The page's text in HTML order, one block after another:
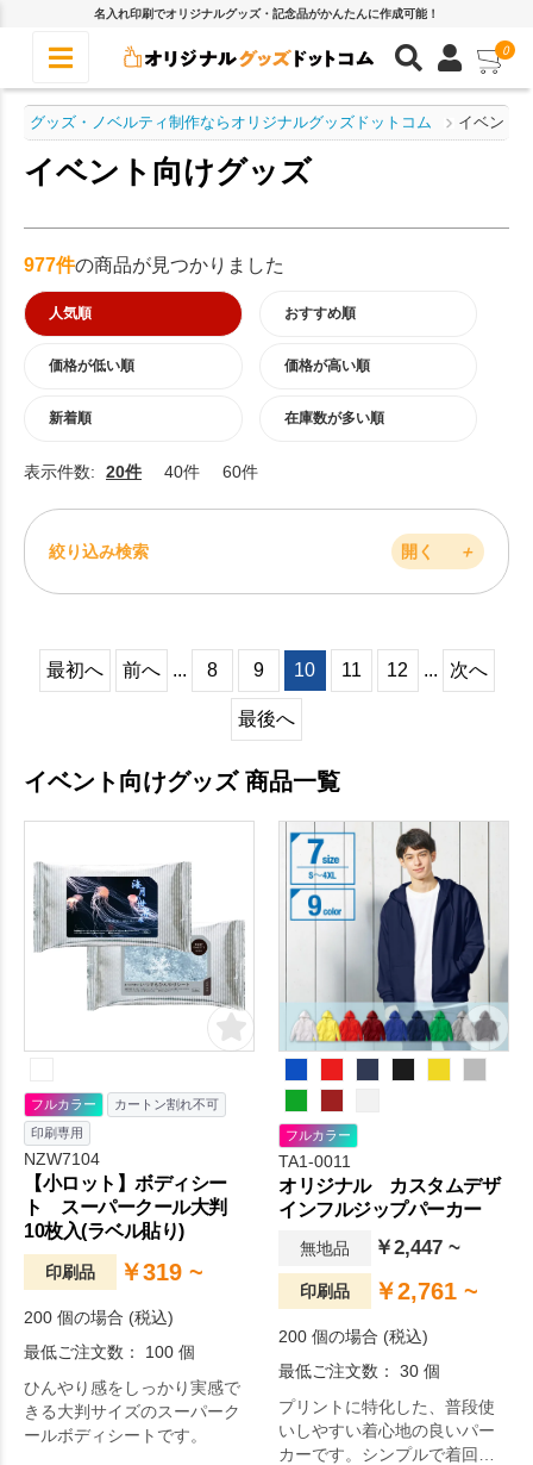
名入れ印刷でオリジナルグッズ・記念品がかんたんに作成可能！
0
グッズ・ノベルティ制作ならオリジナルグッズドットコム イベント
イベント向けグッズ
977件の商品が見つかりました
人気順 おすすめ順
価格が低い順 価格が高い順
新着順 在庫数が多い順
表示件数: 20件 40件 60件
絞り込み検索 開く ＋
最初へ 前へ ... 8 9 10 11 12 ... 次へ
最後へ
イベント向けグッズ 商品一覧
フルカラー
カートン割れ不可
印刷専用
NZW7104
【小ロット】ボディシー
ト スーパークール大判
10枚入(ラベル貼り)
印刷品 ￥319 ~
200 個の場合 (税込)
最低ご注文数： 100 個
ひんやり感をしっかり実感で
きる大判サイズのスーパーク
ールボディシートです。
フルカラー
TA1-0011
オリジナル カスタムデザ
インフルジップパーカー
無地品 ￥2,447 ~
印刷品 ￥2,761 ~
200 個の場合 (税込)
最低ご注文数： 30 個
プリントに特化した、普段使
いしやすい着心地の良いパー
カーです。シンプルで着回し